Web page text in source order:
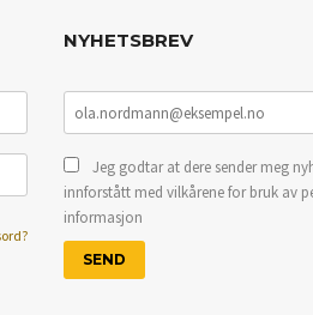
NYHETSBREV
Jeg godtar at dere sender meg
innforstått med vilkårene for bruk av
informasjon